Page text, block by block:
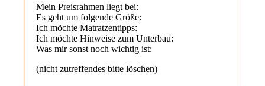
Mein Preisrahmen liegt bei:
Es geht um folgende Größe:
Ich möchte Matratzentipps:
Ich möchte Hinweise zum Unterbau:
Was mir sonst noch wichtig ist:
(nicht zutreffendes bitte löschen)